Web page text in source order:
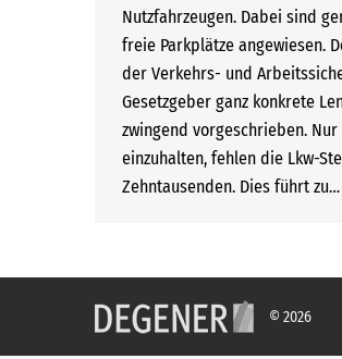
Nutzfahrzeugen. Dabei sind
freie Parkplätze angewiesen.
der Verkehrs- und
Gesetzgeber ganz konkrete
zwingend vorgeschrieben.
einzuhalten, fehlen die Lkw-
Zehntausenden. Dies führt zu…
© 2026